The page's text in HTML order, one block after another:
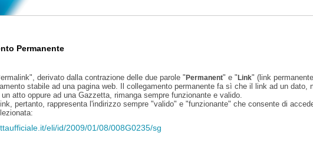
Permanente
derivato dalla contrazione delle due parole "Permanent" e "Link" (link
stabile ad una pagina web. Il collegamento permanente fa sì che il link ad un dato,
atto oppure ad una Gazzetta, rimanga sempre funzionante e valido.
link, pertanto, rappresenta l'indirizzo sempre "valido" e "funzionante" che consente di
eli/id/2009/01/08/008G0235/sg